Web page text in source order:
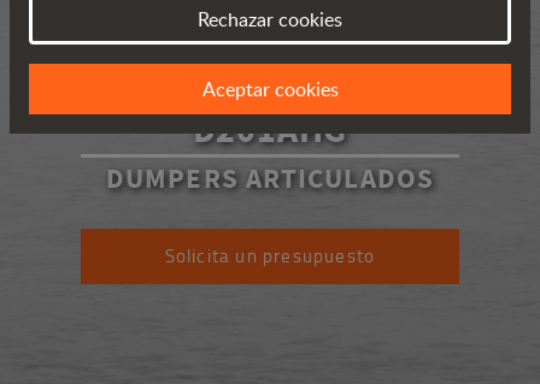
D201AHG
DUMPERS ARTICULADOS
Solicita un presupuesto
Rechazar cookies
Aceptar cookies